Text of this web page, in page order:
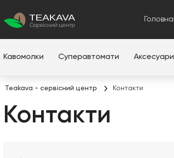
Головна
Кавомолки Суперавтомати Аксесуари
Teakava - сервісний центр Контакти
Контакти